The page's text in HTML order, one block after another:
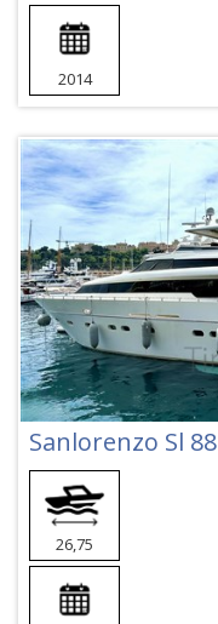
2014
Sanlorenzo Sl 88
26,75